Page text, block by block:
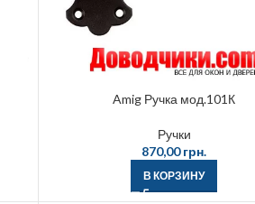
Amig Ручка мод.101К
Ручки
870,00грн.
В КОРЗИНУ